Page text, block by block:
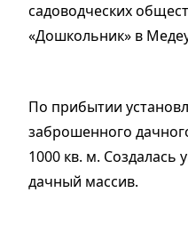
садоводческих
«Дошкольник» в
По прибытии
заброшенного
1000 кв. м. Создалась
дачный массив.